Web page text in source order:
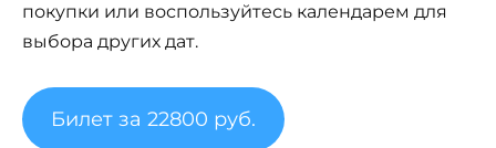
покупки или воспользуйтесь календарем для
выбора других дат.
Билет за 22800 руб.